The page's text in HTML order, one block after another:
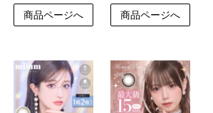
商品ページへ 商品ページへ